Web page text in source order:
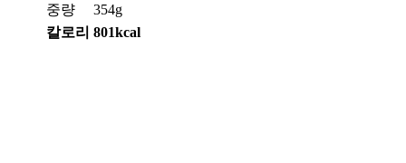
중량
354g
칼로리 801kcal